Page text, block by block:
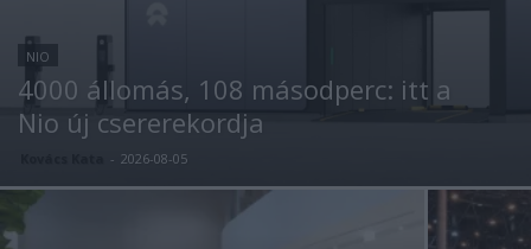
NIO
4000 állomás, 108 másodperc: itt a
Nio új csererekordja
- 2026-08-05